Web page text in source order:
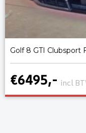
Golf 8 GTI Clubsport
€6495,- incl